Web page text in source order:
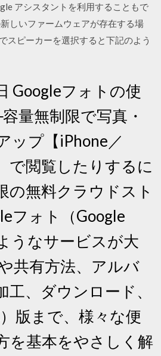
アシスタントを利用することもで
しいファームウェアが存在する場
スピーカーを選択すると下記のよう
Googleフォトの使
量無制限で写真・
ップ【iPhone／
で閲覧したりするに
の無料クラウドスト
フォト（Google
うなサービスが大
共有方法、アルバ
工、ダウンロード、
版まで、様々な便
を基本をやさしく解